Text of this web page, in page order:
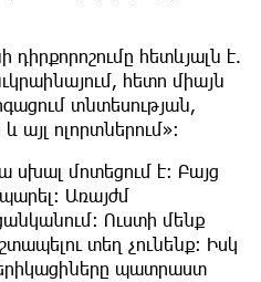
հետևյալն է.
հետո միայն
տնտեսության,
այլ ոլորտներում»։
սխալ մոտեցում է։ Բայց
Առայժմ
Ուստի մենք
տեղ չունենք։ Իսկ
պատրաստ